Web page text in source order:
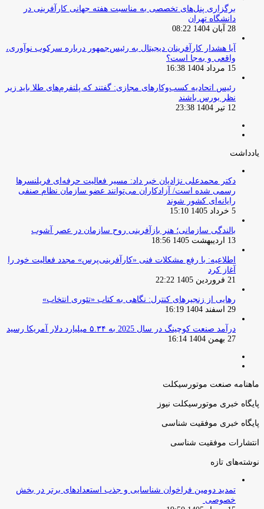
برگزاری پنل‌های تخصصی به مناسبت هفته جهانی کارآفرینی در
دانشگاه تهران
28 آبان 1404 08:22
آیا هشدار کارآفرینان دیجیتال به رئیس‌جمهور درباره سرکوب نوآوری،
واقعی و به‌جا است؟
15 مرداد 1404 16:38
‏رئیس اتحادیه کسب‌وکارهای مجازی: گفتند که پلتفرم‌های طلا باید زیر
نظر بورس باشند
12 تیر 1404 23:38
یادداشت
دکتر محمدعلی نژادیان خبر داد: مسیر فعالیت حرفه‌ای فریلنسرها
رسمی شده است/ آزادکاران می‌توانند عضو سازمان نظام صنفی
رایانه‌ای کشور شوند
5 خرداد 1405 15:10
بالندگی سازمانی؛ هنر بازآفرینی روح سازمان در عصر آشوب
13 اردیبهشت 1405 18:56
اطلاعیه: با رفع مشکلات فنی «کارآفرینی‌پرس» مجدد فعالیت خود را
آغاز کرد
21 فروردین 1405 22:22
رهایی از زنجیرهای کنترل: نگاهی به کتاب «تئوری انتخاب»
29 اسفند 1404 16:19
درآمد صنعت کوچینگ در سال 2025 به ۵.۳۴ میلیارد دلار آمریکا رسید
27 بهمن 1404 16:14
ماهنامه صنعت موتورسیکلت
پایگاه خبری موتورسیکلت نیوز
پایگاه خبری موفقیت شناسی
انتشارات موفقیت شناسی
نوشته‌های تازه
تمدید دومین فراخوان شناسایی و جذب استعدادهای برتر در بخش
خصوصی